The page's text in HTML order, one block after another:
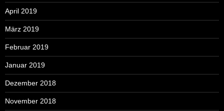
April 2019
März 2019
Februar 2019
Januar 2019
Dezember 2018
November 2018